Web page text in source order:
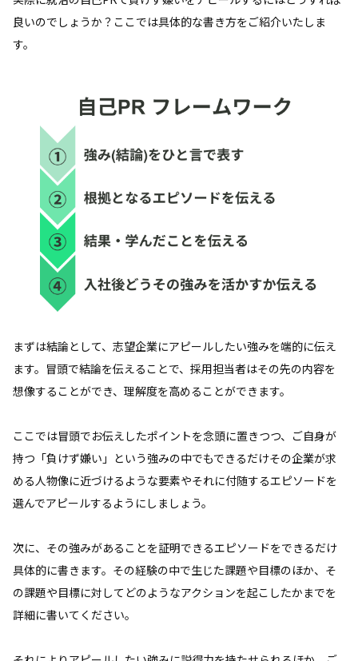
良いのでしょうか？ここでは具体的な書き方をご紹介いたしま
す。
まずは結論として、志望企業にアピールしたい強みを端的に伝え
ます。冒頭で結論を伝えることで、採用担当者はその先の内容を
想像することができ、理解度を高めることができます。
ここでは冒頭でお伝えしたポイントを念頭に置きつつ、ご自身が
持つ「負けず嫌い」という強みの中でもできるだけその企業が求
める人物像に近づけるような要素やそれに付随するエピソードを
選んでアピールするようにしましょう。
次に、その強みがあることを証明できるエピソードをできるだけ
具体的に書きます。その経験の中で生じた課題や目標のほか、そ
の課題や目標に対してどのようなアクションを起こしたかまでを
詳細に書いてください。